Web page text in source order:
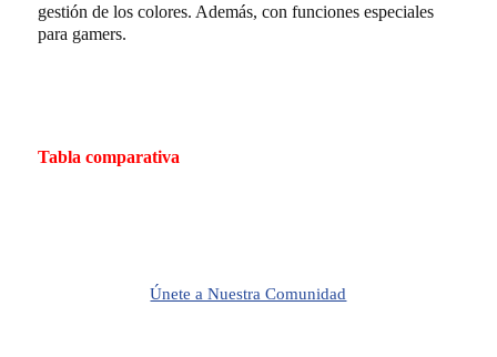
gestión de los colores. Además, con funciones especiales
para gamers.
Únete a Nuestra Comunidad
Tabla comparativa